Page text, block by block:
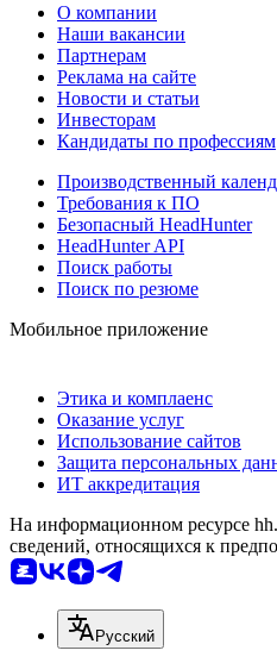
О компании
Наши вакансии
Партнерам
Реклама на сайте
Новости и статьи
Инвесторам
Кандидаты по профессиям
Производственный
Требования к ПО
Безопасный HeadHunter
HeadHunter API
Поиск работы
Поиск по резюме
Мобильное приложение
Этика и комплаенс
Оказание услуг
Использование сайтов
Защита персональных
ИТ аккредитация
На информационном ресурсе
сведений, относящихся к
Русский